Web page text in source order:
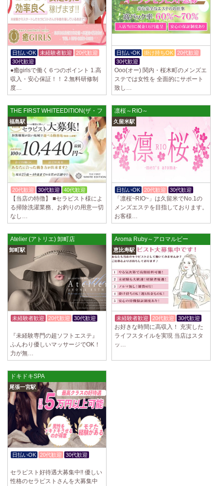
日払いOK 未経験者歓迎
20代歓迎
30代歓迎
●癒girlsで働く６つのポイント 1.高
収入・安心保証！！ 2.無料研修制
度…
日払いOK 掛け持ちOK
20代歓迎
30代歓迎
Ooo(オー) 関内・桜木町のメンズエ
ステでは女性を 全面的にサポート
致し…
THE FIRST WHITEEDITION(ザ・ファーストエディション)
福島駅
20代歓迎 30代歓迎 40代歓迎
【当店の特徴】 ■セラピスト様によ
る掃除洗濯業務、お釣りの用意一切
なし…
凛桜～RIO～
久留米駅
日払いOK 20代歓迎 30代歓迎
「凛桜~RIO~」は久留米でNo.1の
メンズエステを目指しております。
お客様…
Atelier (アトリエ) 卸町店
卸町駅
未経験者歓迎 20代歓迎
30代歓迎
『未経験専門の超ソフトエステ』
ふんわり優しいマッサージでOK！
力が無…
Aroma Ruby～アロマルビー
恵比寿駅
未経験者歓迎 20代歓迎 30代歓迎
お好きな時間に高収入！ 充実した
ライフスタイルを実現 当店はスタ
ッ…
ドキドキSPA
尾張一宮駅
日払いOK 20代歓迎
30代歓迎
セラピスト好待遇大募集中!! 優しい
性格のセラピストさんを大募集中